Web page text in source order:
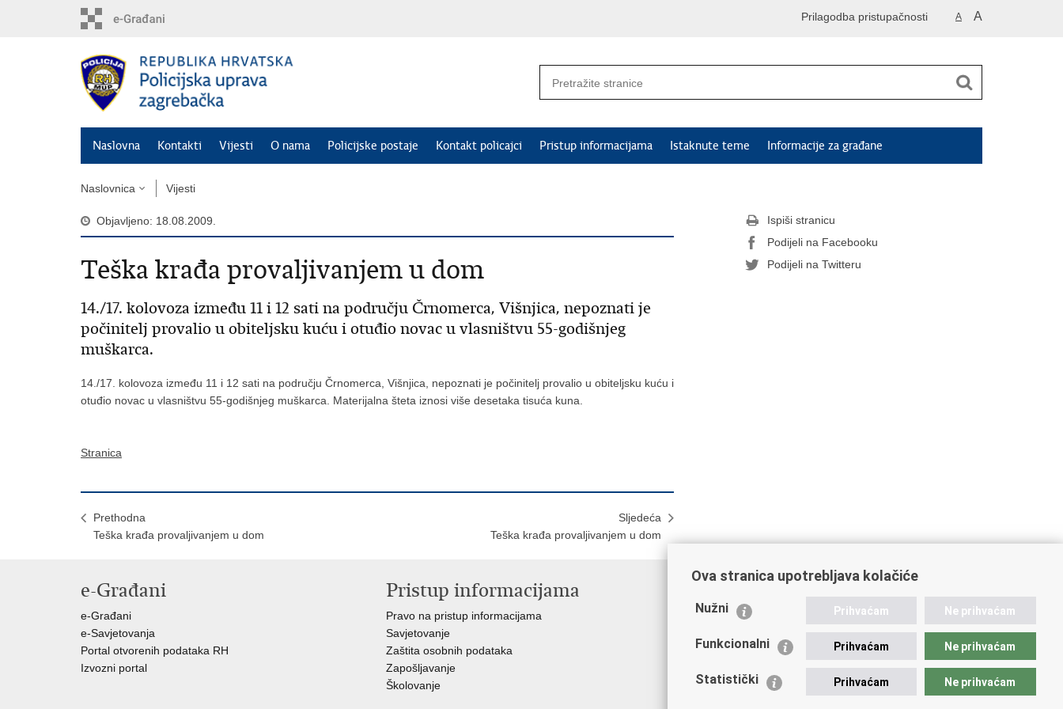
A A
Prilagodba pristupačnosti
Naslovna Kontakti Vijesti O nama Policijske postaje Kontakt policajci Pristup informacijama Istaknute teme Informacije za građane
Naslovnica Vijesti
Objavljeno: 18.08.2009.
Teška krađa provaljivanjem u dom
14./17. kolovoza između 11 i 12 sati na području Črnomerca, Višnjica, nepoznati je
počinitelj provalio u obiteljsku kuću i otuđio novac u vlasništvu 55-godišnjeg
muškarca.
14./17. kolovoza između 11 i 12 sati na području Črnomerca, Višnjica, nepoznati je počinitelj provalio u obiteljsku kuću i
otuđio novac u vlasništvu 55-godišnjeg muškarca. Materijalna šteta iznosi više desetaka tisuća kuna.
Stranica
Prethodna
Teška krađa provaljivanjem u dom
Sljedeća
Teška krađa provaljivanjem u dom
Ispiši stranicu
Podijeli na Facebooku
Podijeli na Twitteru
e-Građani
e-Građani
e-Savjetovanja
Portal otvorenih podataka RH
Izvozni portal
Pristup informacijama
Pravo na pristup informacijama
Savjetovanje
Zaštita osobnih podataka
Zapošljavanje
Školovanje
Važne poveznice
Ministarstvo unutarnjih poslova
Udruge
Policijska akademija
Ova stranica upotrebljava kolačiće
Nužni Prihvaćam Ne prihvaćam
Funkcionalni Prihvaćam Ne prihvaćam
Statistički Prihvaćam Ne prihvaćam